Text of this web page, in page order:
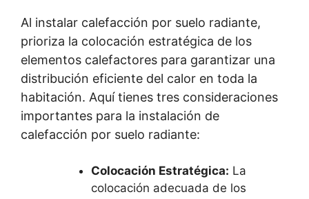
Al instalar calefacción por suelo radiante,
prioriza la colocación estratégica de los
elementos calefactores para garantizar una
distribución eficiente del calor en toda la
habitación. Aquí tienes tres consideraciones
importantes para la instalación de
calefacción por suelo radiante:
Colocación Estratégica: La
colocación adecuada de los